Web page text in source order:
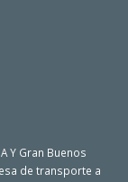
Y Gran Buenos
de transporte a